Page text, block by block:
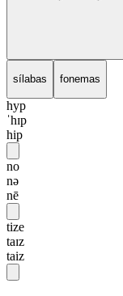
sílabas fonemas
hyp
ˈhɪp
hip
no
nə
nē
tize
taɪz
taiz